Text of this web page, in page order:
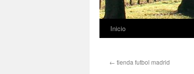
Saltar
contenido
Inicio
← tienda futbol madrid